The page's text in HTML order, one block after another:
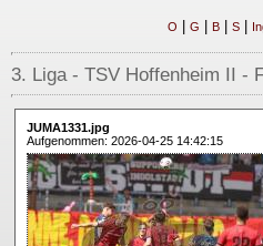
O G B| S|
3. Liga - TSV Hoffenheim II -
JUMA1331.jpg
Aufgenommen: 2026-04-25 14:42:15